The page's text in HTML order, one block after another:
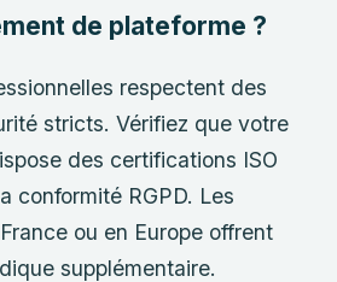
de plateforme ?
respectent des
stricts. Vérifiez que votre
des certifications ISO
conformité RGPD. Les
ou en Europe offrent
supplémentaire.